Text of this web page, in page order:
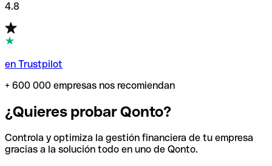
4.8
en Trustpilot
+ 600 000 empresas nos recomiendan
¿Quieres probar Qonto?
Controla y optimiza la gestión financiera de tu empresa
gracias a la solución todo en uno de Qonto.